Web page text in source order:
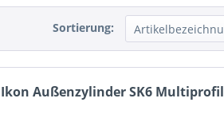
Sortierung:
Ikon Außenzylinder SK6 Multiprofil